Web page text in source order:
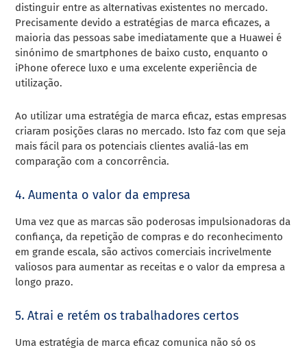
distinguir entre as alternativas existentes no mercado.
Precisamente devido a estratégias de marca eficazes, a
maioria das pessoas sabe imediatamente que a Huawei é
sinónimo de smartphones de baixo custo, enquanto o
iPhone oferece luxo e uma excelente experiência de
utilização.
Ao utilizar uma estratégia de marca eficaz, estas empresas
criaram posições claras no mercado. Isto faz com que seja
mais fácil para os potenciais clientes avaliá-las em
comparação com a concorrência.
4. Aumenta o valor da empresa
Uma vez que as marcas são poderosas impulsionadoras da
confiança, da repetição de compras e do reconhecimento
em grande escala, são activos comerciais incrivelmente
valiosos para aumentar as receitas e o valor da empresa a
longo prazo.
5. Atrai e retém os trabalhadores certos
Uma estratégia de marca eficaz comunica não só os